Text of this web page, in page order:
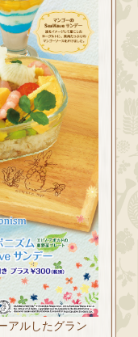
アルしたグラン